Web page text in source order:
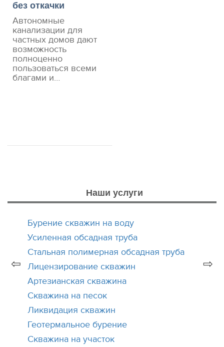
без откачки
Автономные
канализации для
частных домов дают
возможность
полноценно
пользоваться всеми
благами и…
Наши услуги
⇦
Бурение скважин на воду
Усиленная обсадная труба
Стальная полимерная обсадная труба
Лицензирование скважин
Артезианская скважина
Скважина на песок
Ликвидация скважин
Геотермальное бурение
Скважина на участок
⇨